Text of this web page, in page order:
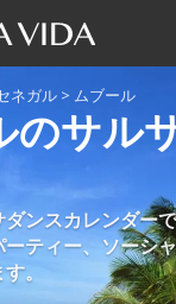
ネガル > ムブール
のサル
ンスカレンダー
ティー、ソーシ
。